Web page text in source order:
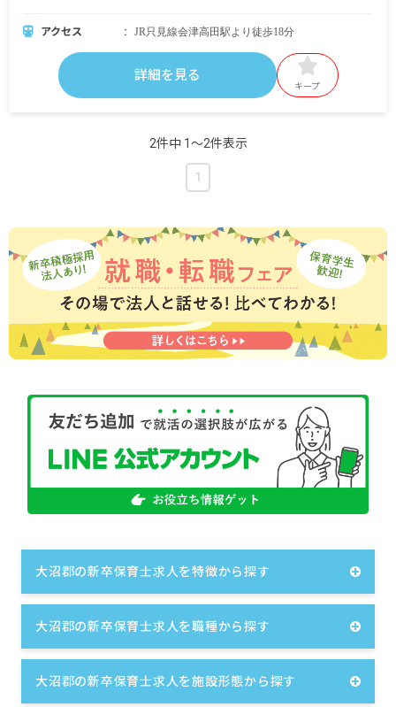
アクセス JR只見線会津高田駅より徒歩18分
詳細を見る
キープ
2件中 1〜2件表示
1
大沼郡の新卒保育士求人を特徴から探す
大沼郡の新卒保育士求人を職種から探す
大沼郡の新卒保育士求人を施設形態から探す